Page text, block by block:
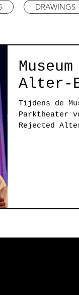
DRAWINGS
Alter-
Tijdens de
Parktheater
Rejected